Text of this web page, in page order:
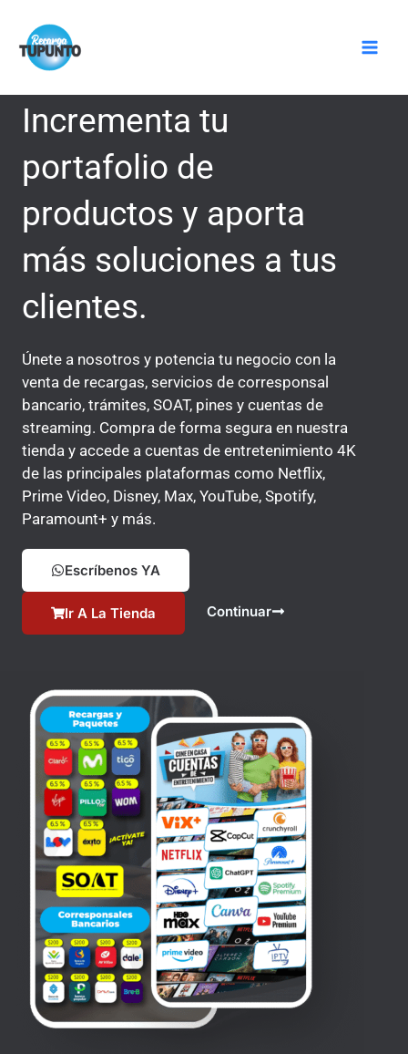
contenido
Incrementa tu
portafolio de
productos y aporta
más soluciones a tus
clientes.
Únete a nosotros y potencia tu negocio con la
venta de recargas, servicios de corresponsal
bancario, trámites, SOAT, pines y cuentas de
streaming. Compra de forma segura en nuestra
tienda y accede a cuentas de entretenimiento 4K
de las principales plataformas como Netflix,
Prime Video, Disney, Max, YouTube, Spotify,
Paramount+ y más.
Escríbenos YA
Ir A La Tienda Continuar